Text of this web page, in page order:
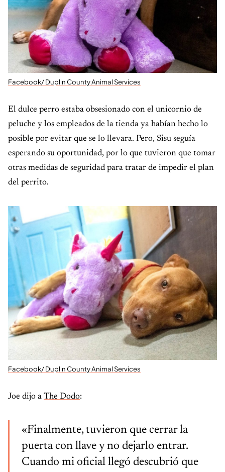
Facebook/ Duplin County Animal Services
El dulce perro estaba obsesionado con el unicornio de
peluche y los empleados de la tienda ya habían hecho lo
posible por evitar que se lo llevara. Pero, Sisu seguía
esperando su oportunidad, por lo que tuvieron que tomar
otras medidas de seguridad para tratar de impedir el plan
del perrito.
Facebook/ Duplin County Animal Services
Joe dijo a The Dodo:
«Finalmente, tuvieron que cerrar la
puerta con llave y no dejarlo entrar.
Cuando mi oficial llegó descubrió que